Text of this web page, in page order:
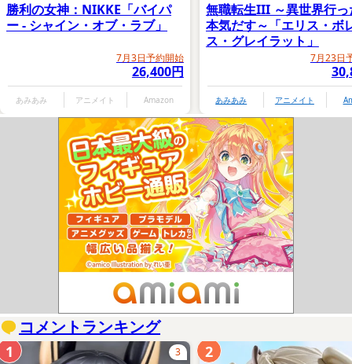
勝利の女神：NIKKE「バイパ
ー - シャイン・オブ・ラブ」
7月3日予約開始
26,400円
あみあみ アニメイト Amazon
無職転生III ～異世界行っ
本気だす～「エリス・ボ
ス・グレイラット」
7月23日
あみあみ アニメイト
コメントランキング
3
1 2